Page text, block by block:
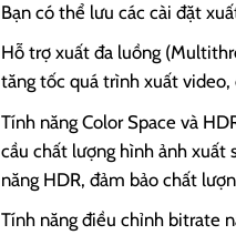
Bạn có thể lưu các cài đặt
Hỗ trợ xuất đa luồng
tăng tốc quá trình xuất
Tính năng Color Space và
cầu chất lượng hình ảnh xuất
năng HDR, đảm bảo chất
Tính năng điều chỉnh bitrate